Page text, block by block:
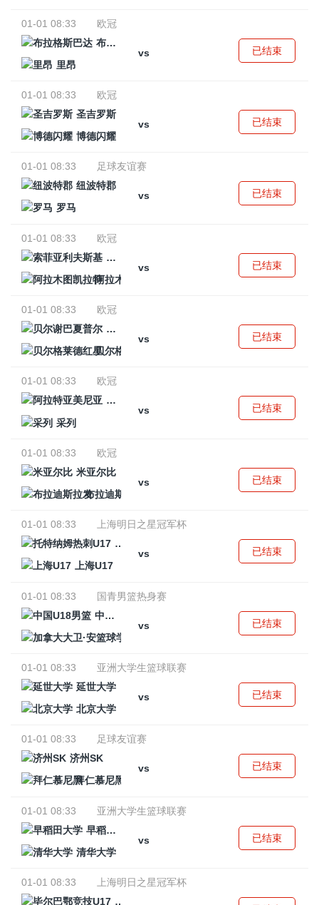
01-01 08:33
欧冠
布拉格斯巴达
vs
里昂
已结束
01-01 08:33
欧冠
圣吉罗斯
vs
博德闪耀
已结束
01-01 08:33
足球友谊赛
纽波特郡
vs
罗马
已结束
01-01 08:33
欧冠
索菲亚利夫斯基
vs
阿拉木图凯拉特
已结束
01-01 08:33
欧冠
贝尔谢巴夏普尔
vs
贝尔格莱德红星
已结束
01-01 08:33
欧冠
阿拉特亚美尼亚
vs
采列
已结束
01-01 08:33
欧冠
米亚尔比
vs
布拉迪斯拉发
已结束
01-01 08:33
上海明日之星冠军杯
托特纳姆热刺U17
vs
上海U17
已结束
01-01 08:33
国青男篮热身赛
中国U18男篮
vs
已结束
01-01 08:33
亚洲大学生篮球联赛
延世大学
vs
北京大学
已结束
01-01 08:33
足球友谊赛
济州SK
vs
拜仁慕尼黑
已结束
01-01 08:33
亚洲大学生篮球联赛
早稻田大学
vs
清华大学
已结束
01-01 08:33
上海明日之星冠军杯
毕尔巴鄂竞技U17